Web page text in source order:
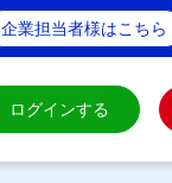
企業担当者様はこちら
ログインする